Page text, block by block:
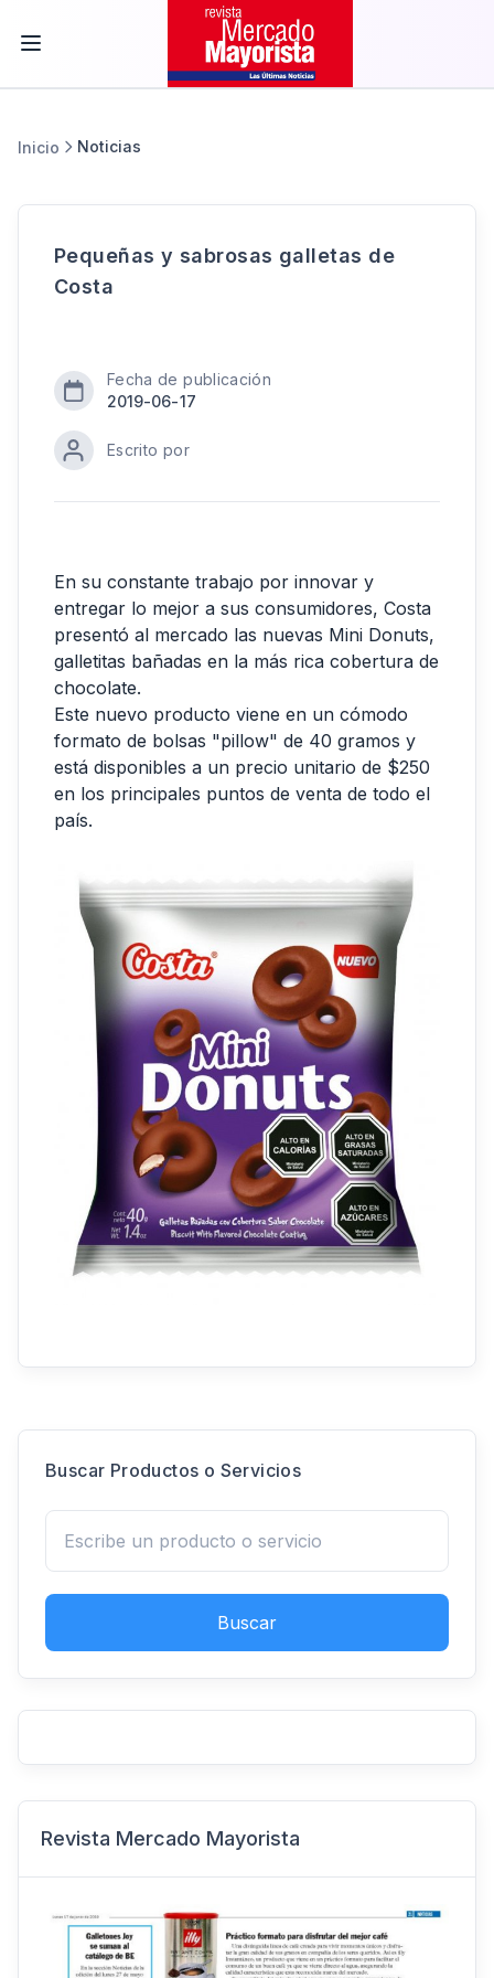
Inicio Noticias
Pequeñas y sabrosas galletas de
Costa
Fecha de publicación
2019-06-17
Escrito por
En su constante trabajo por innovar y
entregar lo mejor a sus consumidores, Costa
presentó al mercado las nuevas Mini Donuts,
galletitas bañadas en la más rica cobertura de
chocolate.
Este nuevo producto viene en un cómodo
formato de bolsas "pillow" de 40 gramos y
está disponibles a un precio unitario de $250
en los principales puntos de venta de todo el
país.
Buscar Productos o Servicios
Buscar
Revista Mercado Mayorista